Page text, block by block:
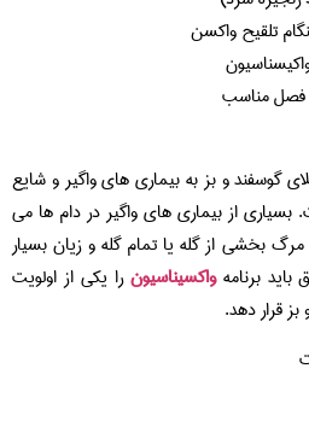
تلقیح واکسن
فصل مناسب
گوسفند و بز به بیماری های واگیر و شایع
از بیماری های واگیر در دام ها می
بخشی از گله یا تمام گله و زیان بسیار
باید برنامهواکسیناسیونرا یکی از اولویت
قرار دهد.